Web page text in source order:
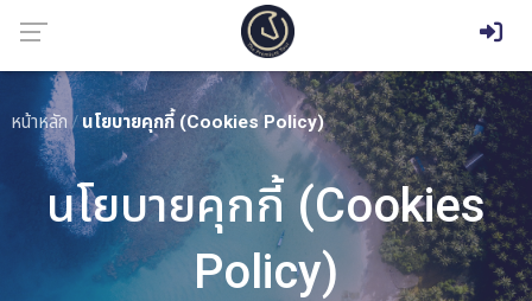
หน้าหลัก นโยบายคุกกี้ (Cookies Policy)
นโยบายคุกกี้ (Cookies
Policy)